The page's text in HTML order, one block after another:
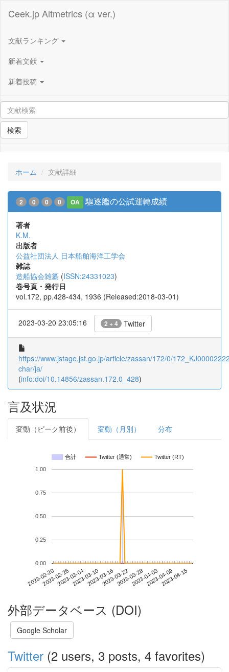
Ceek.jp Altmetrics (α ver.)
文献ランキング
新着文献
新着投稿
検索
ホーム 文献詳細
2 0 0 0 OA 驅逐艦の公試運轉成績
著者
K.M.
出版者
公益社団法人 日本船舶海洋工学会
雑誌
造船協会雑纂 (ISSN:24331023)
巻号頁・発行日
vol.172, pp.428-434, 1936 (Released:2018-03-01)
2023-03-20 23:05:16 2 + 4 Twitter
https://www.jstage.jst.go.jp/article/zassan/172/0/
char/ja/
(info:doi/10.14856/zassan.172.0_428)
言及状況
変動（ピーク前後） 変動（月別） 分布
合計 Twitter (通常) Twitter (RT)
2023-02-202023-02-262023-03-042023-03-102023-03-162023-03-222023-03-282023-04-032023-04-092023-04-15
0.00
0.25
0.50
0.75
1.00
外部データベース (DOI)
Google Scholar
Twitter (2 users, 3 posts, 4 favorites)